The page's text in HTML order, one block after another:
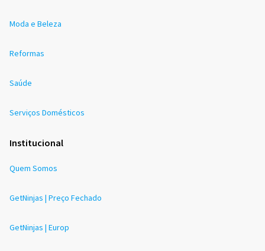
Moda e Beleza
Reformas
Saúde
Serviços Domésticos
Institucional
Quem Somos
GetNinjas | Preço Fechado
GetNinjas | Europ